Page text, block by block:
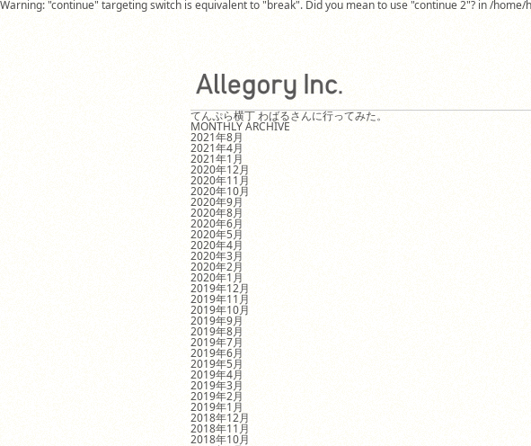
Warning: "continue" targeting switch is equivalent to "break". Did you mean to use "continue 2"? in /
てんぷら横丁 わばるさんに行ってみた。
MONTHLY ARCHIVE
2021年8月
2021年4月
2021年1月
2020年12月
2020年11月
2020年10月
2020年9月
2020年8月
2020年6月
2020年5月
2020年4月
2020年3月
2020年2月
2020年1月
2019年12月
2019年11月
2019年10月
2019年9月
2019年8月
2019年7月
2019年6月
2019年5月
2019年4月
2019年3月
2019年2月
2019年1月
2018年12月
2018年11月
2018年10月